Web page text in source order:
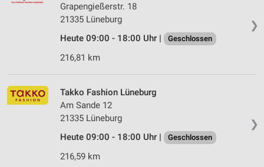
❯
Grapengießerstr. 18
21335 Lüneburg
Heute 09:00 - 18:00 Uhr |
Geschlossen
216,81 km
❯
Takko Fashion Lüneburg
Am Sande 12
21335 Lüneburg
Heute 09:00 - 18:00 Uhr |
Geschlossen
216,59 km